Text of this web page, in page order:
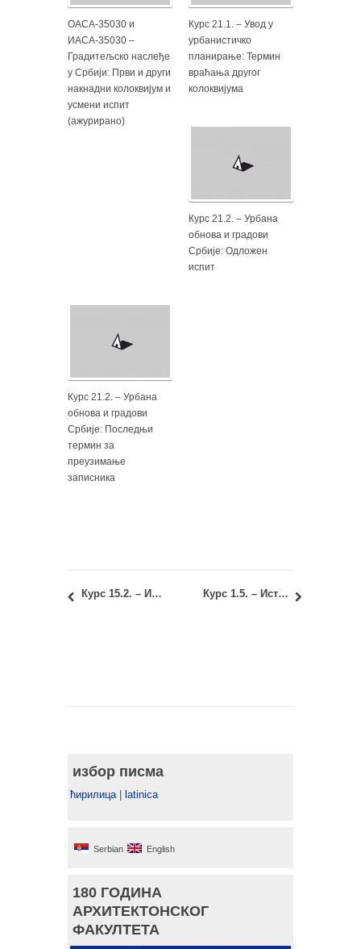
ОАСА-35030 и
ИАСА-35030 –
Градитељско наслеђе
у Србији: Први и други
накнадни колоквијум и
усмени испит
(ажурирано)
Курс 21.1. – Увод у
урбанистичко
планирање: Термин
враћања другог
колоквијума
Курс 21.2. – Урбана
обнова и градови
Србије: Одложен
испит
Курс 21.2. – Урбана
обнова и градови
Србије: Последњи
термин за
преузимање
записника
Курс 15.2. – Интегративна заштита градитељског наслеђа: Предаја записника о полагању испита Курс 1.5. – Историја модерне уметности и дизајна: Предаја записника о полагању испита
избор писма
ћирилица| latinica
Serbian English
180 ГОДИНА
АРХИТЕКТОНСКОГ
ФАКУЛТЕТА